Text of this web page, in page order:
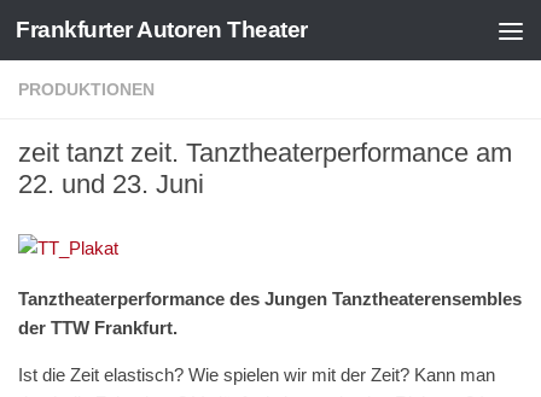
Zum Inhalt springen
Frankfurter Autoren Theater
PRODUKTIONEN
zeit tanzt zeit. Tanztheaterperformance am
22. und 23. Juni
Tanztheaterperformance des Jungen Tanztheaterensembles
der TTW Frankfurt.
Ist die Zeit elastisch? Wie spielen wir mit der Zeit? Kann man